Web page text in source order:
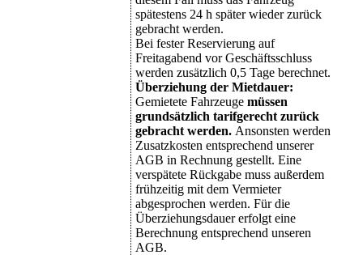
spätestens 24 h später wieder zurück
gebracht werden.
Bei fester Reservierung auf
Freitagabend vor Geschäftsschluss
werden zusätzlich 0,5 Tage berechnet.
Überziehung der Mietdauer:
Gemietete Fahrzeugemüssen
grundsätzlich tarifgerecht zurück
gebracht werden. Ansonsten werden
Zusatzkosten entsprechend unserer
AGB in Rechnung gestellt. Eine
verspätete Rückgabe muss außerdem
frühzeitig mit dem Vermieter
abgesprochen werden. Für die
Überziehungsdauer erfolgt eine
Berechnung entsprechend unseren
AGB.